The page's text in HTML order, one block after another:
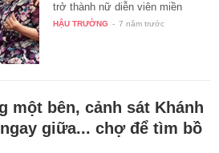
trở thành nữ diễn viên miền
Nam…
HẬU TRƯỜNG - 7 năm trước
một bên, cảnh sát Khánh
giữa... chợ để tìm bồ